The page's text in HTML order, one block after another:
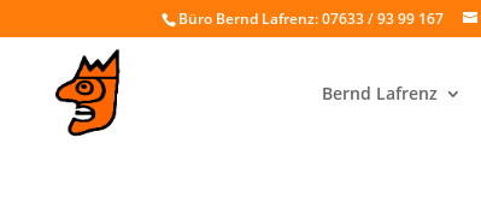
Büro Bernd Lafrenz: 07633 / 93 99 167
Bernd Lafrenz